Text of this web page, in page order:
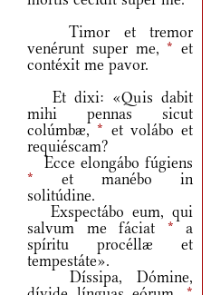
Timor et tremor
venérunt super me,* et
contéxit me pavor.
Et dixi: «Quis dabit
mihi pennas sicut
colúmbæ,* et volábo et
requiéscam?
Ecce elongábo fúgiens
* et manébo in
solitúdine.
Exspectábo eum, qui
salvum me fáciat * a
spíritu procéllæ et
tempestáte».
Díssipa, Dómine,